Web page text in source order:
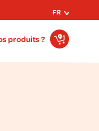
FR
produits ?